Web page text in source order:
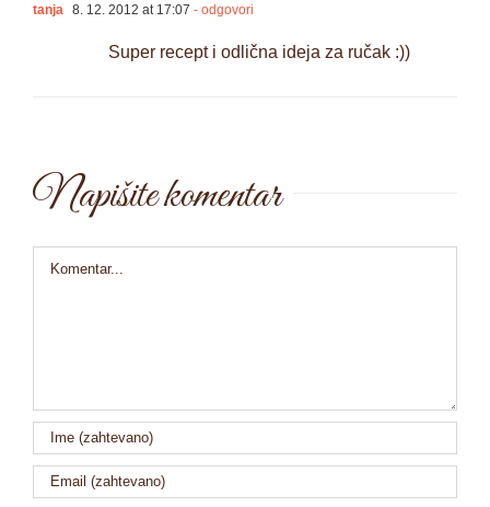
tanja 8. 12. 2012 at 17:07 - odgovori
Super recept i odlična ideja za ručak :))
Napišite komentar
Comment